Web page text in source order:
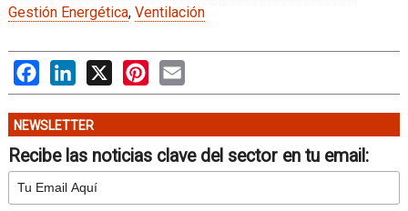
Gestión Energética, Ventilación
FacebookLinkedIn
X PinterestEmail
NEWSLETTER
Recibe las noticias clave del sector en tu email: